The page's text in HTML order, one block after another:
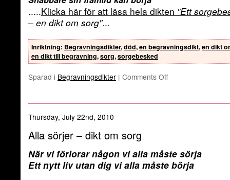
.....Klicka här för att läsa hela dikten "Ett
– en dikt om sorg"...
Inriktning: Begravningsdikter,död,en begravningsdikt,en dikt
en dikt till begravning,sorg,sorgebesked
Sparad i Begravningsdikter | Comments Off
Thursday, July 22nd, 2010
Alla sörjer – dikt om sorg
När vi förlorar någon vi alla måste sörja
Ett nytt liv utan dig vi alla måste börja